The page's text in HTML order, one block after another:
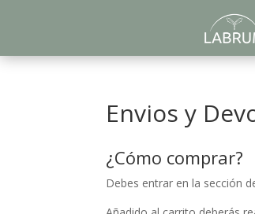
Envios y
¿Cómo comprar?
Debes entrar en la sección